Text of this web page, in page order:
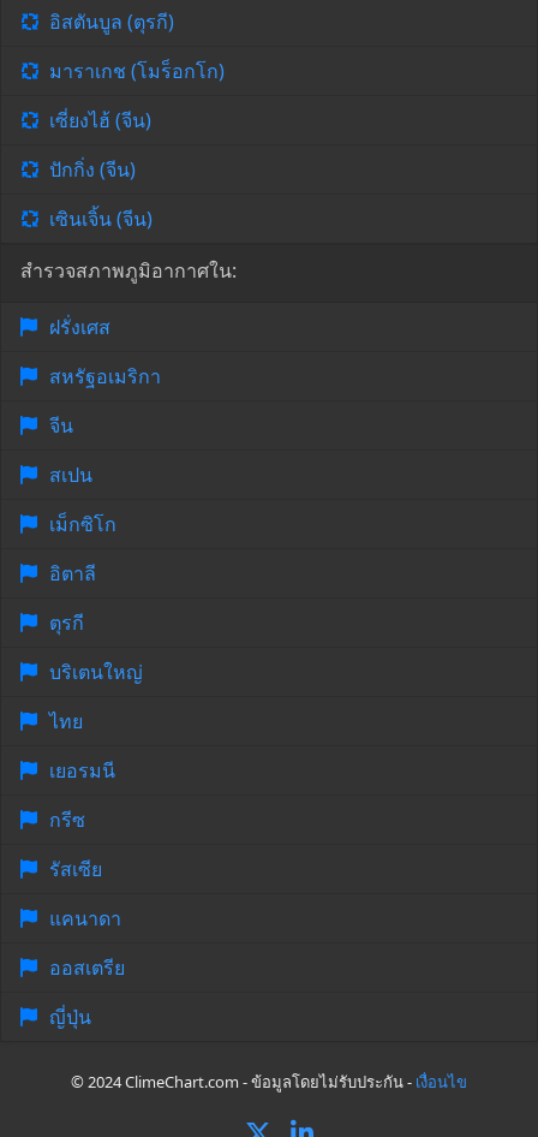
อิสตันบูล (ตุรกี)
มาราเกช (โมร็อกโก)
เซี่ยงไฮ้ (จีน)
ปักกิ่ง (จีน)
เซินเจิ้น (จีน)
สำรวจสภาพภูมิอากาศใน:
ฝรั่งเศส
สหรัฐอเมริกา
จีน
สเปน
เม็กซิโก
อิตาลี
ตุรกี
บริเตนใหญ่
ไทย
เยอรมนี
กรีซ
รัสเซีย
แคนาดา
ออสเตรีย
ญี่ปุ่น
© 2024 ClimeChart.com - ข้อมูลโดยไม่รับประกัน - เงื่อนไข